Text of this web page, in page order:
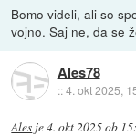
Bomo videli, ali so
vojno. Saj ne, da se
Ales78
::4. okt 2025,
Ales je4. okt 2025 ob